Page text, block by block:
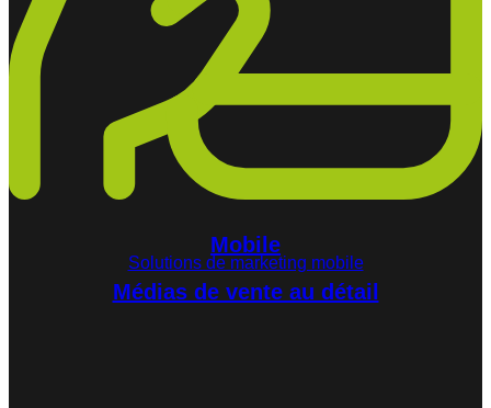
Mobile
Solutions de marketing mobile
Médias de vente au détail